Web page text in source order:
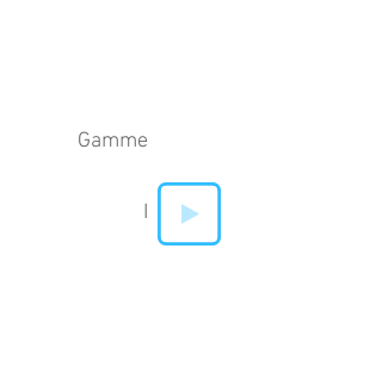
Gamme
I